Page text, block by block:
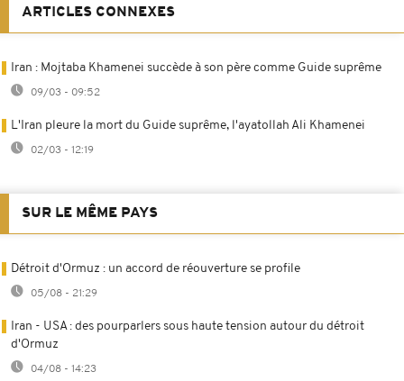
ARTICLES CONNEXES
Iran : Mojtaba Khamenei succède à son père comme Guide suprême
09/03 - 09:52
L'Iran pleure la mort du Guide suprême, l'ayatollah Ali Khamenei
02/03 - 12:19
SUR LE MÊME PAYS
Détroit d'Ormuz : un accord de réouverture se profile
05/08 - 21:29
Iran - USA : des pourparlers sous haute tension autour du détroit
d'Ormuz
04/08 - 14:23